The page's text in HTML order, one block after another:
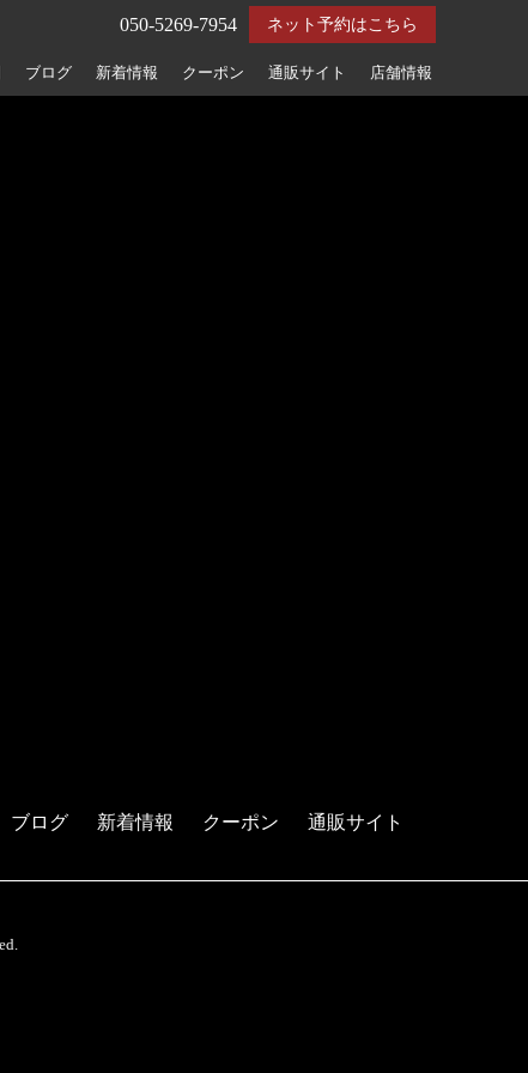
ネット予約はこちら
050-5269-7954
ブログ 新着情報 クーポン 通販サイト 店舗情報
ブログ 新着情報 クーポン 通販サイト